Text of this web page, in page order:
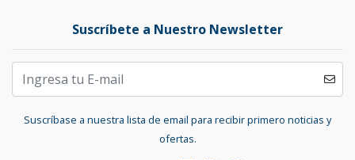
Suscríbete a Nuestro Newsletter
Suscríbase a nuestra lista de email para recibir primero noticias y
ofertas.